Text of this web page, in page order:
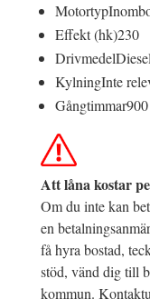
Motortyp
Effekt (hk)230
DrivmedelDiesel
KylningInte
Gångtimmar900
Att låna kostar
Om du inte kan
en
få hyra bostad,
stöd, vänd dig till
kommun.